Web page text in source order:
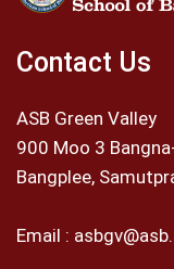
Contact Us
ASB Green Valley
900 Moo 3
Bangplee,
Email :